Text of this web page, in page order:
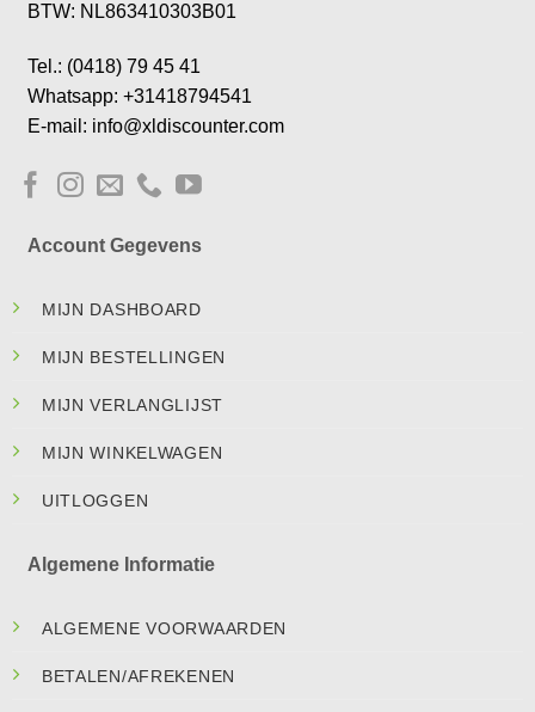
BTW: NL863410303B01
Tel.: (0418) 79 45 41
Whatsapp: +31418794541
E-mail: info@xldiscounter.com
Account Gegevens
MIJN DASHBOARD
MIJN BESTELLINGEN
MIJN VERLANGLIJST
MIJN WINKELWAGEN
UITLOGGEN
Algemene Informatie
ALGEMENE VOORWAARDEN
BETALEN/AFREKENEN